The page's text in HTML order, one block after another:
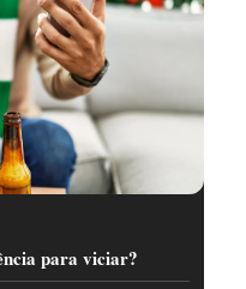
para viciar?